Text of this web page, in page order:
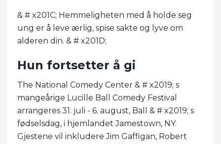
& # x201C; Hemmeligheten med å holde seg
ung er å leve ærlig, spise sakte og lyve om
alderen din. & # x201D;
Hun fortsetter å gi
The National Comedy Center & # x2019; s
mangeårige Lucille Ball Comedy Festival
arrangeres 31. juli - 6. august, Ball & # x2019; s
fødselsdag, i hjemlandet Jamestown, NY.
Gjestene vil inkludere Jim Gaffigan, Robert